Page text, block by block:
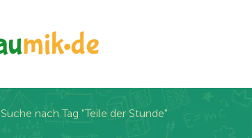
Suche nach Tag "Teile der Stunde"